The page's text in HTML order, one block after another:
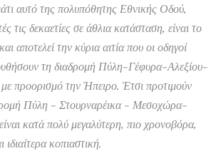
αυτό της πολυπόθητης Εθνικής Οδού,
τις δεκαετίες σε άθλια κατάσταση, είναι το
αποτελεί την κύρια αιτία που οι οδηγοί
τη διαδρομή Πύλη-Γέφυρα-Αλεξίου-
προορισμό την Ήπειρο. Έτσι προτιμούν
Πύλη - Στουρναρέικα - Μεσοχώρα-
κατά πολύ μεγαλύτερη, πιο χρονοβόρα,
κοπιαστική.